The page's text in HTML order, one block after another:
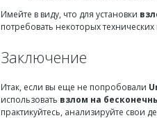
Имейте в виду, что для установки
потребовать некоторых технических
Заключение
Итак, если вы еще не попробовали
использовать взлом на
практикуйтесь, анализируйте свои